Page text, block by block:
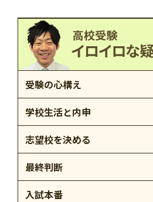
受験の心構え
学校生活と内申
志望校を決める
最終判断
入試本番